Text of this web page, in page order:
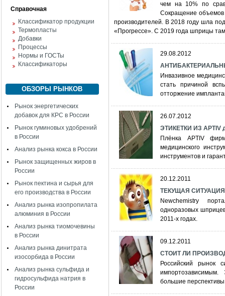
Справочная
Классификатор продукции
Термопласты
Добавки
Процессы
Нормы и ГОСТы
Классификаторы
ОБЗОРЫ РЫНКОВ
Рынок энергетических
добавок для КРС в России
Рынок гуминовых удобрений
в России
Анализ рынка кокса в России
Рынок защищенных жиров в
России
Рынок пектина и сырья для
его производства в России
Анализ рынка изопропилата
алюминия в России
Анализ рынка тиомочевины
в России
Анализ рынка динитрата
изосорбида в России
Анализ рынка сульфида и
гидросульфида натрия в
России
чем на 10% по
Сокращение объемов
производителей. В 2018 году шла
«Прогрессе». С 2019 года шприцы
29.08.2012
Инвазивное
стать причиной
отторжение
26.07.2012
ЭТИКЕТКИ ИЗ
Плёнка APTIV
медицинского
инструментов и
20.12.2011
ТЕКУЩАЯ
Newchemistry
одноразовых
2011-х годах.
09.12.2011
СТОИТ ЛИ
Российский рынок
большие